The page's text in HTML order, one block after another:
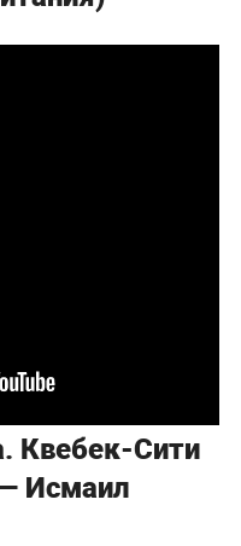
Квебек-Сити
Исмаил